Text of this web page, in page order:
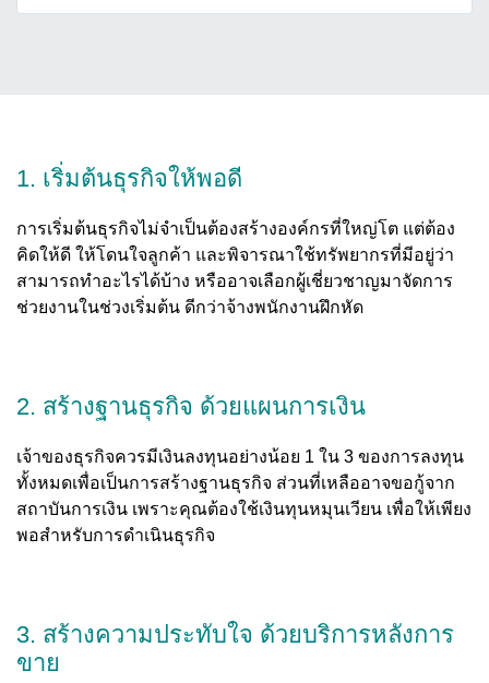
1. เริ่มต้นธุรกิจให้พอดี
การเริ่มต้นธุรกิจไม่จำเป็นต้องสร้างองค์กรที่ใหญ่โต แต่ต้อง
คิดให้ดี ให้โดนใจลูกค้า และพิจารณาใช้ทรัพยากรที่มีอยู่ว่า
สามารถทำอะไรได้บ้าง หรืออาจเลือกผู้เชี่ยวชาญมาจัดการ
ช่วยงานในช่วงเริ่มต้น ดีกว่าจ้างพนักงานฝึกหัด
2. สร้างฐานธุรกิจ ด้วยแผนการเงิน
เจ้าของธุรกิจควรมีเงินลงทุนอย่างน้อย 1 ใน 3 ของการลงทุน
ทั้งหมดเพื่อเป็นการสร้างฐานธุรกิจ ส่วนที่เหลืออาจขอกู้จาก
สถาบันการเงิน เพราะคุณต้องใช้เงินทุนหมุนเวียน เพื่อให้เพียง
พอสำหรับการดำเนินธุรกิจ
3. สร้างความประทับใจ ด้วยบริการหลังการ
ขาย